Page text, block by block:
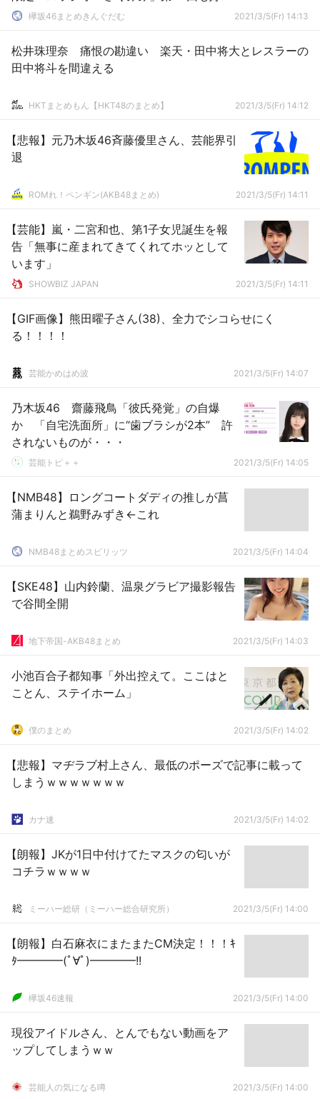
配信中欅坂46まとめきんぐだむ 2021/3/5(Fr) 14:13
松井珠理奈 痛恨の勘違い 楽天・田中将大とレスラーの
田中将斗を間違える
HKTまとめもん【HKT48のまとめ】 2021/3/5(Fr) 14:12
【悲報】元乃木坂46斉藤優里さん、芸能界引
退
ROMれ！ペンギン(AKB48まとめ) 2021/3/5(Fr) 14:11
【芸能】嵐・二宮和也、第1子女児誕生を報
告「無事に産まれてきてくれてホッとして
います」
SHOWBIZ JAPAN 2021/3/5(Fr) 14:11
【GIF画像】熊田曜子さん(38)、全力でシコらせにく
る！！！！
芸能かめはめ波 2021/3/5(Fr) 14:07
乃木坂46 齋藤飛鳥「彼氏発覚」の自爆
か 「自宅洗面所」に“歯ブラシが2本” 許
されないものが・・・
芸能トピ＋＋ 2021/3/5(Fr) 14:05
【NMB48】ロングコートダディの推しが菖
蒲まりんと鵜野みずき←これ
NMB48まとめスピリッツ 2021/3/5(Fr) 14:04
【SKE48】山内鈴蘭、温泉グラビア撮影報告
で谷間全開
地下帝国-AKB48まとめ 2021/3/5(Fr) 14:03
小池百合子都知事「外出控えて。ここはと
ことん、ステイホーム」
僕のまとめ 2021/3/5(Fr) 14:02
【悲報】マヂラブ村上さん、最低のポーズで記事に載って
しまうｗｗｗｗｗｗｗ
カナ速 2021/3/5(Fr) 14:02
【朗報】JKが1日中付けてたマスクの匂いが
コチラｗｗｗｗ
ミーハー総研（ミーハー総合研究所） 2021/3/5(Fr) 14:00
【朗報】白石麻衣にまたまたCM決定！！！ｷ
ﾀ━━━━(ﾟ∀ﾟ)━━━━!!
欅坂46速報 2021/3/5(Fr) 14:00
現役アイドルさん、とんでもない動画をア
ップしてしまうｗｗ
芸能人の気になる噂 2021/3/5(Fr) 14:00